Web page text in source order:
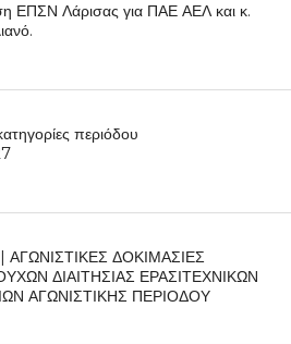
ΕΠΣΝ Λάρισας για ΠΑΕ ΑΕΛ και κ.
περιόδου
ΔΟΚΙΜΑΣΙΕΣ
ΔΙΑΙΤΗΣΙΑΣ ΕΡΑΣΙΤΕΧΝΙΚΩΝ
ΑΓΩΝΙΣΤΙΚΗΣ ΠΕΡΙΟΔΟΥ